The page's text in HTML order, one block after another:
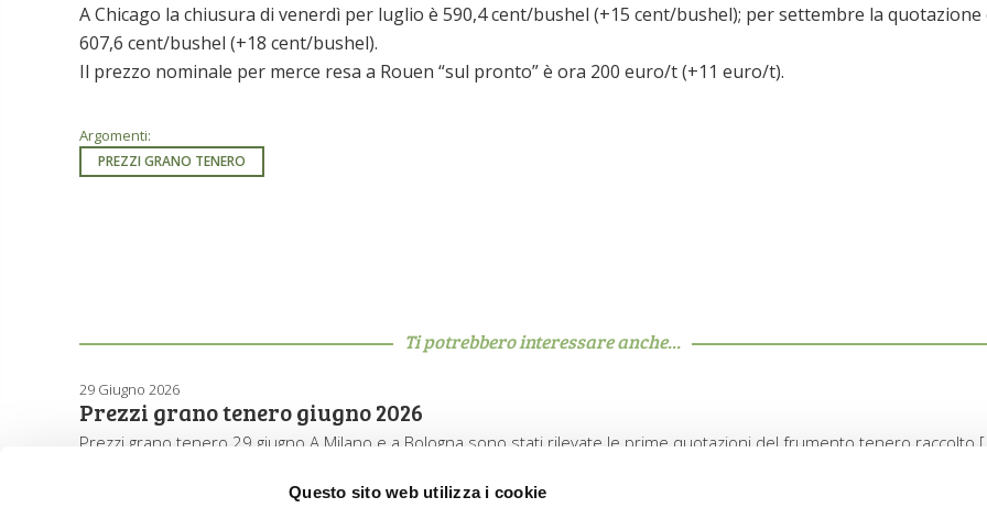
Questo sito web utilizza i cookie
A Chicago la chiusura di venerdì per luglio è 590,4 cent/bushel (+15 cent/bushel); per settembre la quotazione
607,6 cent/bushel (+18 cent/bushel).
Il prezzo nominale per merce resa a Rouen “sul pronto” è ora 200 euro/t (+11 euro/t).
Argomenti:
PREZZI GRANO TENERO
Ti potrebbero interessare anche...
29 Giugno 2026
Prezzi grano tenero giugno 2026
Prezzi grano tenero 29 giugno A Milano e a Bologna sono stati rilevate le prime quotazioni del frumento tenero raccolto